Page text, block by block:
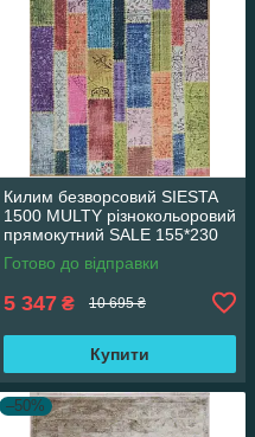
Килим безворсовий SIESTA
1500 MULTY різнокольоровий
прямокутний SALE 155*230
см
Готово до відправки
5 347 ₴ 10 695 ₴
Купити
–50%